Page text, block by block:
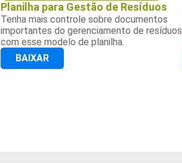
Planilha para Gestão de Resíduos
Tenha mais controle sobre documentos
importantes do gerenciamento de resíduos
com esse modelo de planilha.
BAIXAR